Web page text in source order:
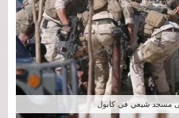
مسجد شيعي في كابول